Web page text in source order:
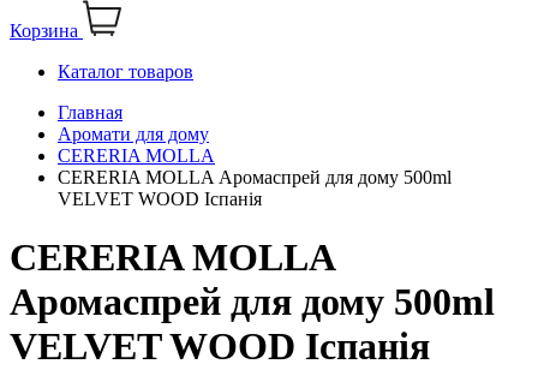
Корзина
Каталог товаров
Главная
Аромати для дому
CERERIA MOLLA
CERERIA MOLLA Аромаспрей для дому 500ml
VELVET WOOD Іспанія
CERERIA MOLLA
Аромаспрей для дому 500ml
VELVET WOOD Іспанія